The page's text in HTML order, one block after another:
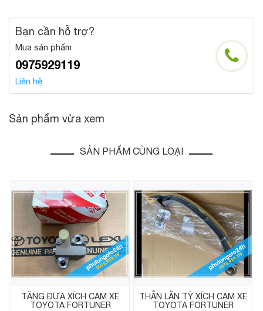
Bạn cần hỗ trợ?
Mua sản phẩm
0975929119
Liên hệ
Sản phẩm vừa xem
SẢN PHẨM CÙNG LOẠI
TĂNG ĐƯA XÍCH CAM XE
TOYOTA FORTUNER
THẰN LẰN TỲ XÍCH CAM XE
TOYOTA FORTUNER